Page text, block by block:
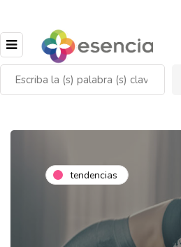
tendencias